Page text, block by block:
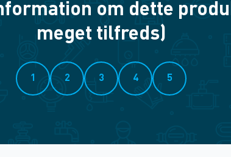
om dette
meget tilfreds)
1 2 3 4 5